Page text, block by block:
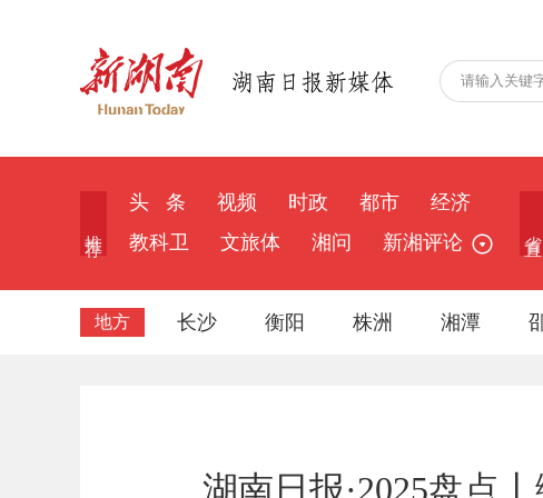
头 条 视频 时政 都市
经济
教科卫
文旅体 湘问 新湘评论
地方 长沙 衡阳 株洲 湘潭
湖南日报·2025盘点